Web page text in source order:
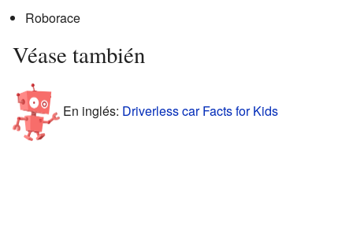
Roborace
Véase también
En inglés: Driverless car Facts for Kids